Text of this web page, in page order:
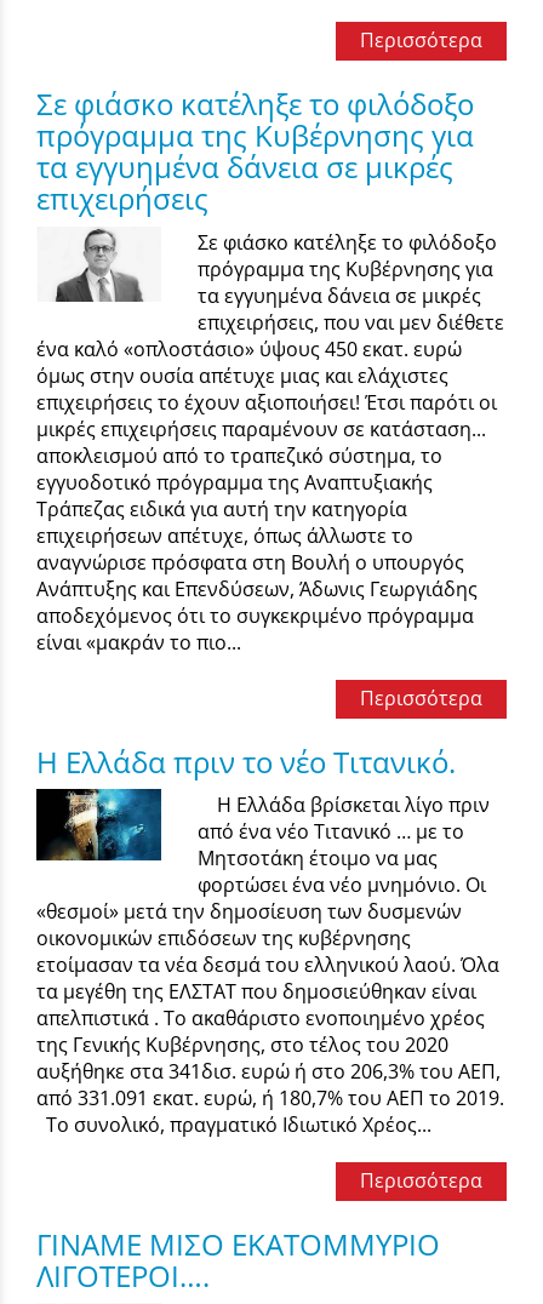
Περισσότερα
Σε φιάσκο κατέληξε το φιλόδοξο
πρόγραμμα της Κυβέρνησης για
τα εγγυημένα δάνεια σε μικρές
επιχειρήσεις
Σε φιάσκο κατέληξε το φιλόδοξο
πρόγραμμα της Κυβέρνησης για
τα εγγυημένα δάνεια σε μικρές
επιχειρήσεις, που ναι μεν διέθετε
ένα καλό «οπλοστάσιο» ύψους 450 εκατ. ευρώ
όμως στην ουσία απέτυχε μιας και ελάχιστες
επιχειρήσεις το έχουν αξιοποιήσει! Έτσι παρότι οι
μικρές επιχειρήσεις παραμένουν σε κατάσταση...
αποκλεισμού από το τραπεζικό σύστημα, το
εγγυοδοτικό πρόγραμμα της Αναπτυξιακής
Τράπεζας ειδικά για αυτή την κατηγορία
επιχειρήσεων απέτυχε, όπως άλλωστε το
αναγνώρισε πρόσφατα στη Βουλή ο υπουργός
Ανάπτυξης και Επενδύσεων, Άδωνις Γεωργιάδης
αποδεχόμενος ότι το συγκεκριμένο πρόγραμμα
είναι «μακράν το πιο...
Περισσότερα
Η Ελλάδα πριν το νέο Τιτανικό.
Η Ελλάδα βρίσκεται λίγο πριν
από ένα νέο Τιτανικό … με το
Μητσοτάκη έτοιμο να μας
φορτώσει ένα νέο μνημόνιο. Οι
«θεσμοί» μετά την δημοσίευση των δυσμενών
οικονομικών επιδόσεων της κυβέρνησης
ετοίμασαν τα νέα δεσμά του ελληνικού λαού. Όλα
τα μεγέθη της ΕΛΣΤΑΤ που δημοσιεύθηκαν είναι
απελπιστικά . Το ακαθάριστο ενοποιημένο χρέος
της Γενικής Κυβέρνησης, στο τέλος του 2020
αυξήθηκε στα 341δισ. ευρώ ή στο 206,3% του ΑΕΠ,
από 331.091 εκατ. ευρώ, ή 180,7% του ΑΕΠ το 2019.
Το συνολικό, πραγματικό Ιδιωτικό Χρέος...
Περισσότερα
ΓΙΝΑΜΕ ΜΙΣΟ ΕΚΑΤΟΜΜΥΡΙΟ
ΛΙΓΟΤΕΡΟΙ….